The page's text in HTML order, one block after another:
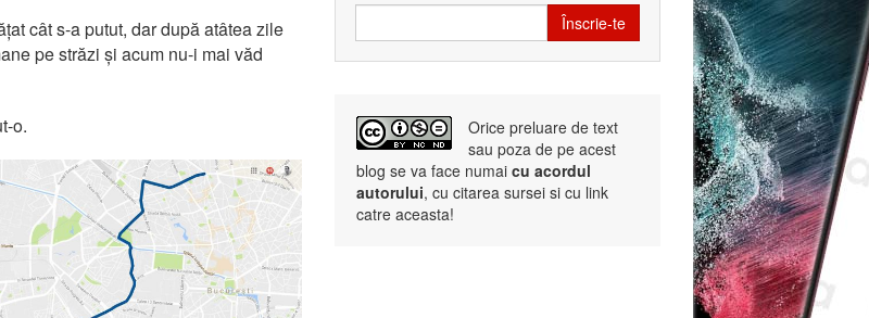
cât s-a putut, dar după atâtea zile
pe străzi și acum nu-i mai văd
o.
Înscrie-te
Orice preluare de text
sau poza de pe acest
blog se va face numai cu acordul
autorului, cu citarea sursei si cu link
catre aceasta!